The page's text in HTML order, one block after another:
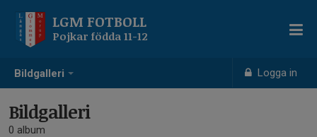
Bildgalleri Logga in
LGM FOTBOLL
Pojkar födda 11-12
Bildgalleri
0 album